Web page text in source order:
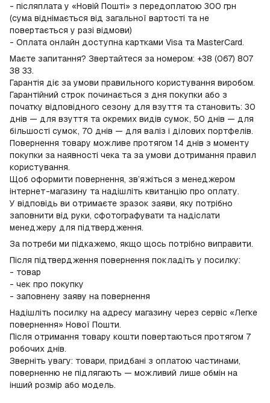
- післяплата у «Новій Пошті» з передоплатою 300 грн
(сума віднімається від загальної вартості та не
повертається у разі відмови)
- Оплата онлайн доступна картками Visa та MasterCard.
Маєте запитання? Звертайтеся за номером: +38 (067) 807
38 33.
Гарантія діє за умови правильного користування виробом.
Гарантійний строк починається з дня покупки або з
початку відповідного сезону для взуття та становить: 30
днів — для взуття та окремих видів сумок, 50 днів — для
більшості сумок, 70 днів — для валіз і ділових портфелів.
Повернення товару можливе протягом 14 днів з моменту
покупки за наявності чека та за умови дотримання правил
користування.
Щоб оформити повернення, зв’яжіться з менеджером
інтернет-магазину та надішліть квитанцію про оплату.
У відповідь ви отримаєте зразок заяви, яку потрібно
заповнити від руки, сфотографувати та надіслати
менеджеру для підтвердження.
За потреби ми підкажемо, якщо щось потрібно виправити.
Після підтвердження повернення покладіть у посилку:
- товар
- чек про покупку
- заповнену заяву на повернення
Надішліть посилку на адресу магазину через сервіс «Легке
повернення» Нової Пошти.
Після отримання товару кошти повертаються протягом 7
робочих днів.
Зверніть увагу: товари, придбані з оплатою частинами,
поверненню не підлягають — можливий лише обмін на
інший розмір або модель.